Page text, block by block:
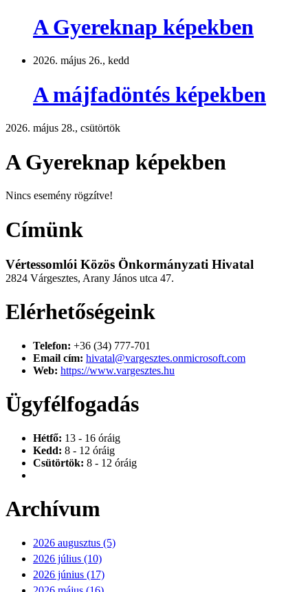
A Gyereknap képekben
2026. május 26., kedd
A májfadöntés képekben
2026. május 28., csütörtök
A Gyereknap képekben
Nincs esemény rögzítve!
Címünk
Vértessomlói Közös Önkormányzati Hivatal
2824 Várgesztes, Arany János utca 47.
Elérhetőségeink
Telefon: +36 (34) 777-701
Email cím: hivatal@vargesztes.onmicrosoft.com
Web: https://www.vargesztes.hu
Ügyfélfogadás
Hétfő: 13 - 16 óráig
Kedd: 8 - 12 óráig
Csütörtök: 8 - 12 óráig
Archívum
2026 augusztus (5)
2026 július (10)
2026 június (17)